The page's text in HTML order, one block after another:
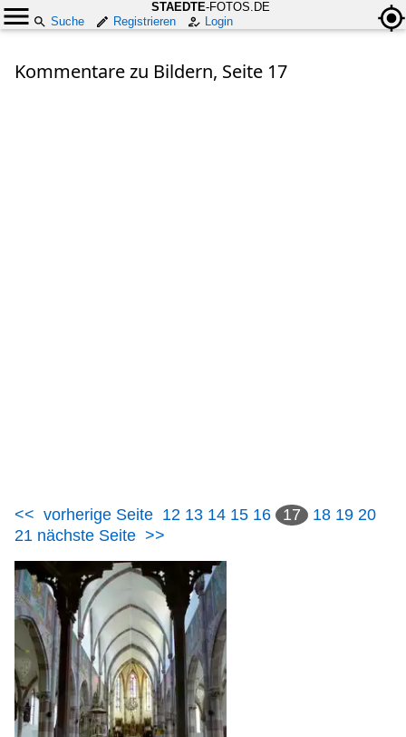
STAEDTE-FOTOS.DE
Suche
Registrieren Login
Kommentare zu Bildern, Seite 17
<< vorherige Seite 12 13 14 15 16 17 18 19 20
21 nächste Seite >>